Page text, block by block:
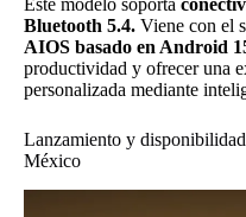
Bluetooth 5.4. Viene con el
AIOS basado en Android
productividad y ofrecer una
personalizada mediante
Lanzamiento y
México